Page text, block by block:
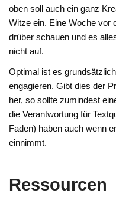
oben soll auch ein ganz
Witze ein. Eine Woche vor
drüber schauen und es
nicht auf.
Optimal ist es
engagieren. Gibt dies der
her, so sollte zumindest
die Verantwortung für
Faden) haben auch wenn
einnimmt.
Ressourcen